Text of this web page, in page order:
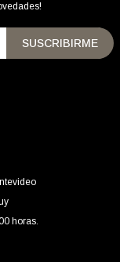
horas.
SUSCRIBIRME